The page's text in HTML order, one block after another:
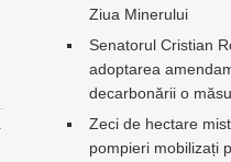
Ziua Minerului
Senatorul Cristian
adoptarea
decarbonării o
Zeci de hectare
pompieri mobilizați